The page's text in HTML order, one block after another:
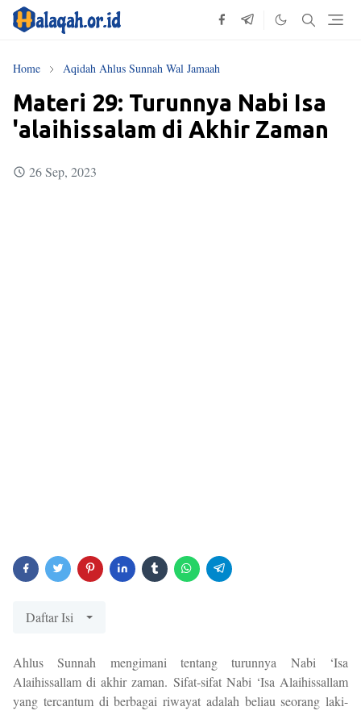
Home Aqidah Ahlus Sunnah Wal Jamaah
Materi 29: Turunnya Nabi Isa
'alaihissalam di Akhir Zaman
26 Sep, 2023
Daftar Isi
Ahlus Sunnah mengimani tentang turunnya Nabi ‘Isa
Alaihissallam di akhir zaman. Sifat-sifat Nabi ‘Isa Alaihissallam
yang tercantum di berbagai riwayat adalah beliau seorang laki-